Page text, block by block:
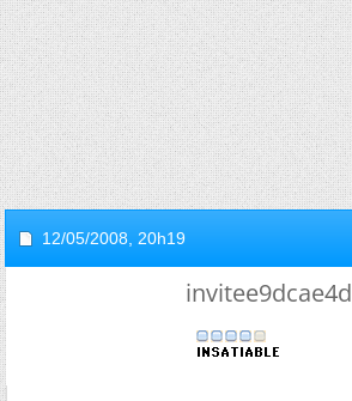
12/05/2008, 20h19
invitee9dcae4d